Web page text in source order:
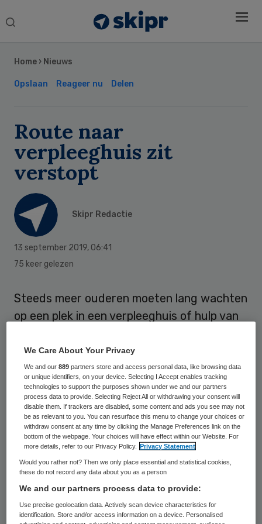
Search
Home › Nieuws
Opslaan Reageer nu Delen
Route naar
verpleeghuis zit
verstopt
Skipr Redactie
13 september 2019, 06:41
75 keer gelezen
Steeds meer ouderen moeten lang wachten
op een plek in een verpleeghuis of hulp van
ziekenhuizen en thuiszorg moeten vaak
lang bellen voordat er ergens plek is voor
een oudere die het thuis niet meer redt.
In februari wachtten 12.873 ouderen op een
plek in een verpleeghuis dicht bij huis (of
waar ze zelf graag zouden zijn), in juli
13.975 mensen. Zij worden wel verzorgd,
maar soms op grote afstand van hun
familie. Sommigen (ruim 4.000) wachten al
een half jaar tot een jaar. Ze heten in jargon
Sidebar
We Care About Your Privacy
We and our889 partners store and access personal data, like browsing data
or unique identifiers, on your device. Selecting I Accept enables tracking
technologies to support the purposes shown under we and our partners
process data to provide. Selecting Reject All or withdrawing your consent will
disable them. If trackers are disabled, some content and ads you see may not
be as relevant to you. You can resurface this menu to change your choices or
withdraw consent at any time by clicking the Manage Preferences link on the
bottom of the webpage. Your choices will have effect within our Website. For
more details, refer to our Privacy Policy.
Privacy Statement
Would you rather not? Then we only place essential and statistical cookies,
these do not record any data about you as a person
We and our partners process data to provide:
Use precise geolocation data. Actively scan device characteristics for
identification. Store and/or access information on a device. Personalised